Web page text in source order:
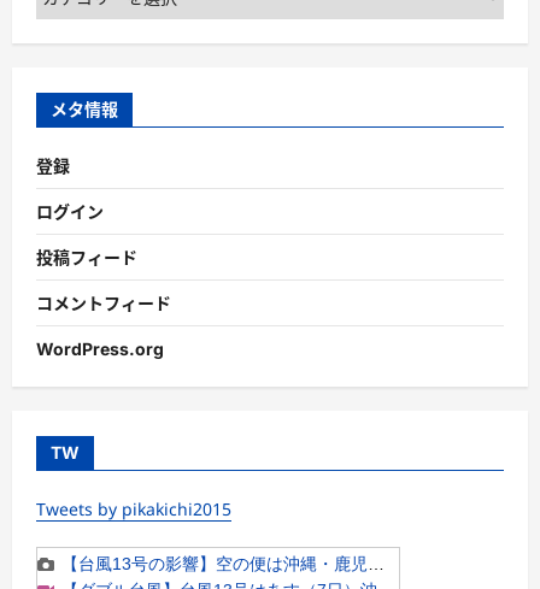
テ
ゴ
ー
メタ情報
登録
ログイン
投稿フィード
コメントフィード
WordPress.org
TW
Tweets by pikakichi2015